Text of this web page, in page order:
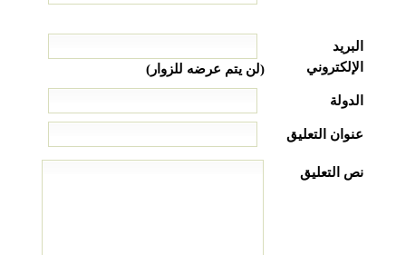
البريد
الإلكتروني
(لن يتم عرضه للزوار)
الدولة
عنوان التعليق
نص التعليق